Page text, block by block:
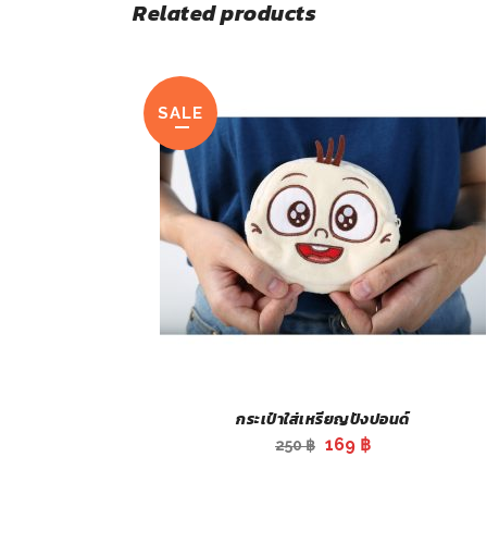
Related products
SALE
กระเป๋าใส่เหรียญปังปอนด์
250฿ Original
169 ฿Current